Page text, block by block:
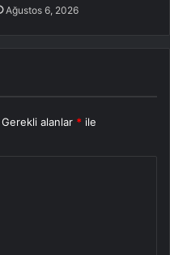
Ağustos 6, 2026
Gerekli alanlar * ile